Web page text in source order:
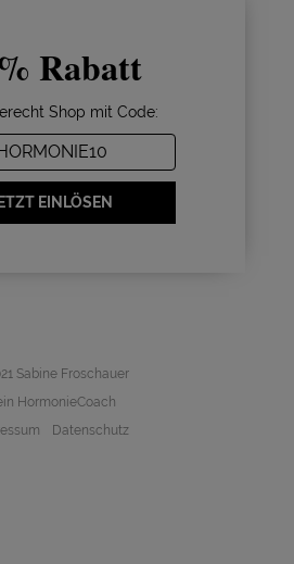
Rabatt
Shop mit Code:
EINLÖSEN
Sabine Froschauer
HormonieCoach
Datenschutz